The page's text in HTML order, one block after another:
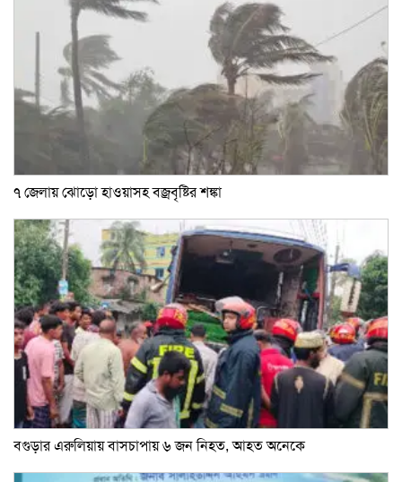
৭ জেলায় ঝোড়ো হাওয়াসহ বজ্রবৃষ্টির শঙ্কা
বগুড়ার এরুলিয়ায় বাসচাপায় ৬ জন নিহত, আহত অনেকে